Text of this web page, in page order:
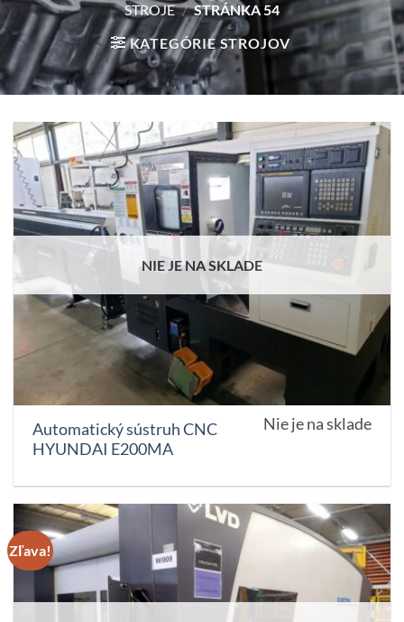
STROJE / STRÁNKA 54
KATEGÓRIE STROJOV
NIE JE NA SKLADE
Automatický sústruh CNC
HYUNDAI E200MA
Nie je na sklade
Zľava!